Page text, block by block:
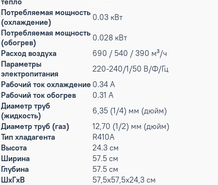
Потребляемая мощность
(охлаждение)
0.03 кВт
Потребляемая мощность
(обогрев)
0.028 кВт
Расход воздуха
690 / 540 / 390 м³/ч
Параметры
электропитания
220-240/1/50 В/Ф/Гц
Рабочий ток охлаждение 0.34 А
Рабочий ток обогрев
0.31 А
Диаметр труб
(жидкость)
6,35 (1/4) мм (дюйм)
Диаметр труб (газ)
12,70 (1/2) мм (дюйм)
Тип хладагента
R410A
Высота
24.3 см
Ширина
57.5 см
Глубина
57.5 см
ШxГxВ
57,5x57,5x24,3 см